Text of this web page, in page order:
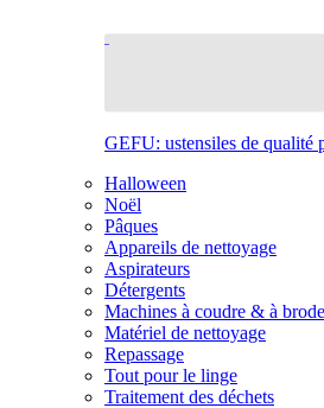
GEFU: ustensiles de qualité
Halloween
Noël
Pâques
Appareils de nettoyage
Aspirateurs
Détergents
Machines à coudre & à
Matériel de nettoyage
Repassage
Tout pour le linge
Traitement des déchets